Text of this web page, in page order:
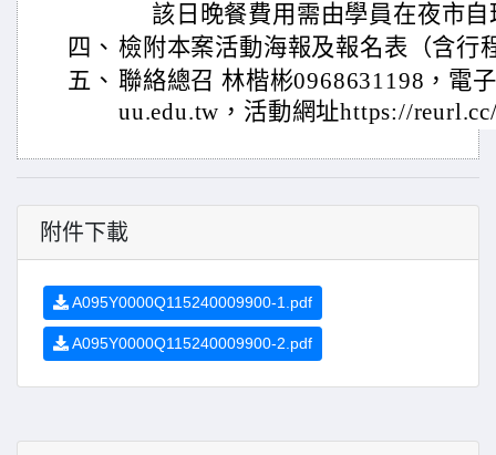
該日晚餐費用需由學員在夜市
四、 檢附本案活動海報及報名表（含行
五、 聯絡總召 林楷彬0968631198，電
uu.edu.tw，活動網址https://
附件下載
A095Y0000Q115240009900-1.pdf
A095Y0000Q115240009900-2.pdf